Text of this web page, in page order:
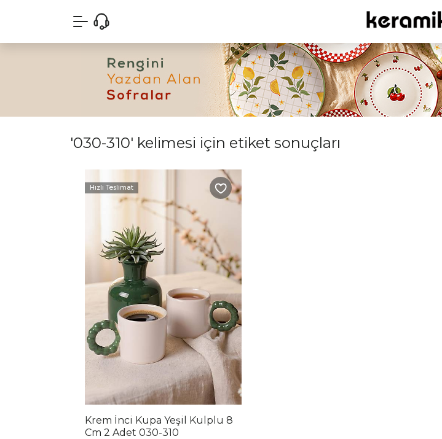
'030-310' kelimesi için etiket sonuçları
Hızlı Teslimat
Krem İnci Kupa Yeşil Kulplu 8
Cm 2 Adet 030-310